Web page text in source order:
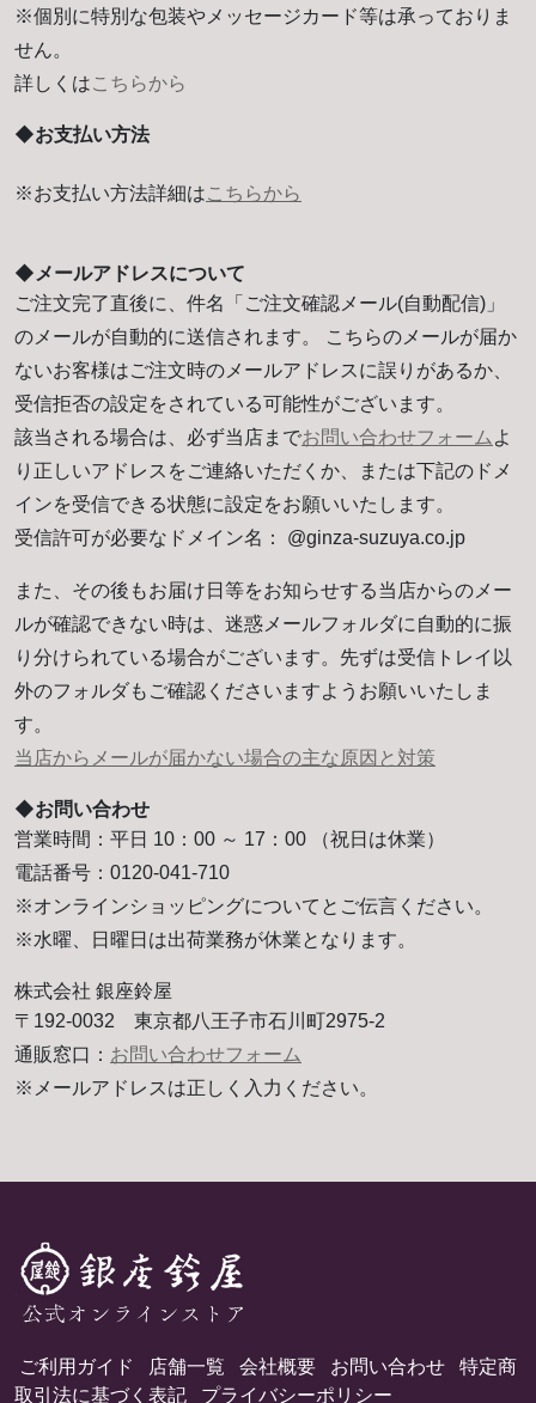
※個別に特別な包装やメッセージカード等は承っておりま
せん。
詳しくはこちらから
◆お支払い方法
※お支払い方法詳細はこちらから
◆メールアドレスについて
ご注文完了直後に、件名「ご注文確認メール(自動配信)」
のメールが自動的に送信されます。 こちらのメールが届か
ないお客様はご注文時のメールアドレスに誤りがあるか、
受信拒否の設定をされている可能性がございます。
該当される場合は、必ず当店までお問い合わせフォーム よ
り正しいアドレスをご連絡いただくか、または下記のドメ
インを受信できる状態に設定をお願いいたします。
受信許可が必要なドメイン名： @ginza-suzuya.co.jp
また、その後もお届け日等をお知らせする当店からのメー
ルが確認できない時は、迷惑メールフォルダに自動的に振
り分けられている場合がございます。先ずは受信トレイ以
外のフォルダもご確認くださいますようお願いいたしま
す。
当店からメールが届かない場合の主な原因と対策
◆お問い合わせ
営業時間：平日 10：00 ～ 17：00 （祝日は休業）
電話番号：0120-041-710
※オンラインショッピングについてとご伝言ください。
※水曜、日曜日は出荷業務が休業となります。
株式会社 銀座鈴屋
〒192-0032 東京都八王子市石川町2975-2
通販窓口： お問い合わせフォーム
※メールアドレスは正しく入力ください。
ご利用ガイド 店舗一覧 会社概要 お問い合わせ 特定商
取引法に基づく表記 プライバシーポリシー